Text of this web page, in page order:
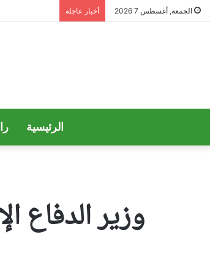
الجمعة, أغسطس 7 2026 أخبار عاجلة
الرئيسية
وزير الدفاع